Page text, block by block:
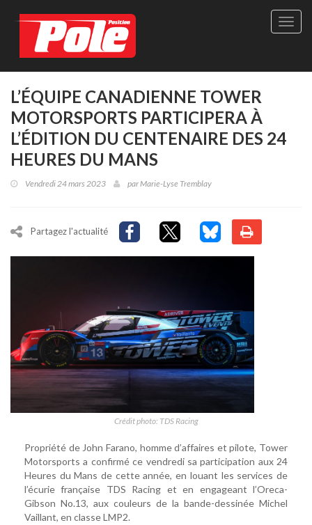
Site
L’ÉQUIPE CANADIENNE TOWER
MOTORSPORTS PARTICIPERA À
L’ÉDITION DU CENTENAIRE DES 24
HEURES DU MANS
Vendredi 24 mars 2023 parMarie-Lyse Tremblay
Partagez l'actualité
Crédit photo: TDS Racing
Propriété de John Farano, homme d’affaires et pilote, Tower
Motorsports a confirmé ce vendredi sa participation aux 24
Heures du Mans de cette année, en louant les services de
l’écurie française TDS Racing et en engageant l’Oreca-
Gibson No.13, aux couleurs de la bande-dessinée Michel
Vaillant, en classe LMP2.